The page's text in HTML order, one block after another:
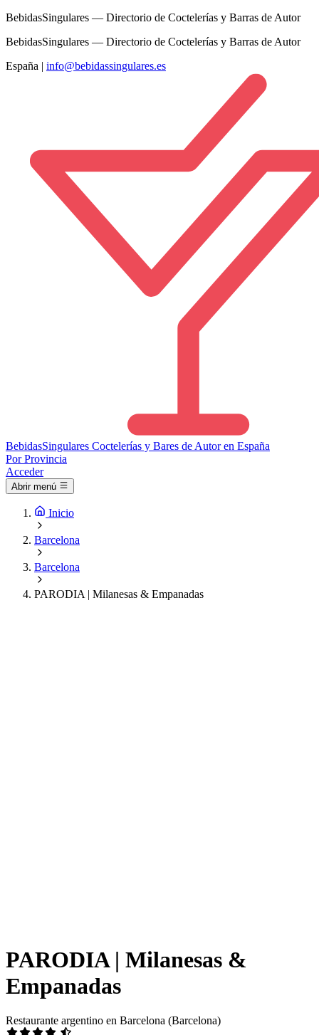
BebidasSingulares — Directorio de Coctelerías y Barras de Autor
BebidasSingulares — Directorio de Coctelerías y Barras de Autor
España | info@bebidassingulares.es
BebidasSingulares Coctelerías y Bares de Autor en España
Por Provincia
Acceder
Abrir menú
Inicio
Barcelona
Barcelona
PARODIA | Milanesas & Empanadas
PARODIA | Milanesas &
Empanadas
Restaurante argentino en Barcelona (Barcelona)